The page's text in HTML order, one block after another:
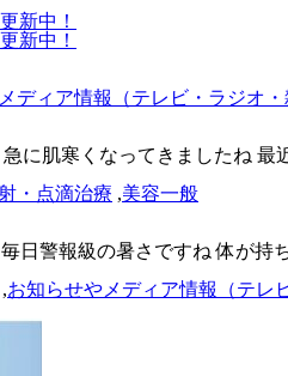
ディア情報（テレビ・ラジオ・
急に肌寒くなってきましたね
・点滴治療 ,美容一般
日警報級の暑さですね 体が持
,お知らせやメディア情報（テレ